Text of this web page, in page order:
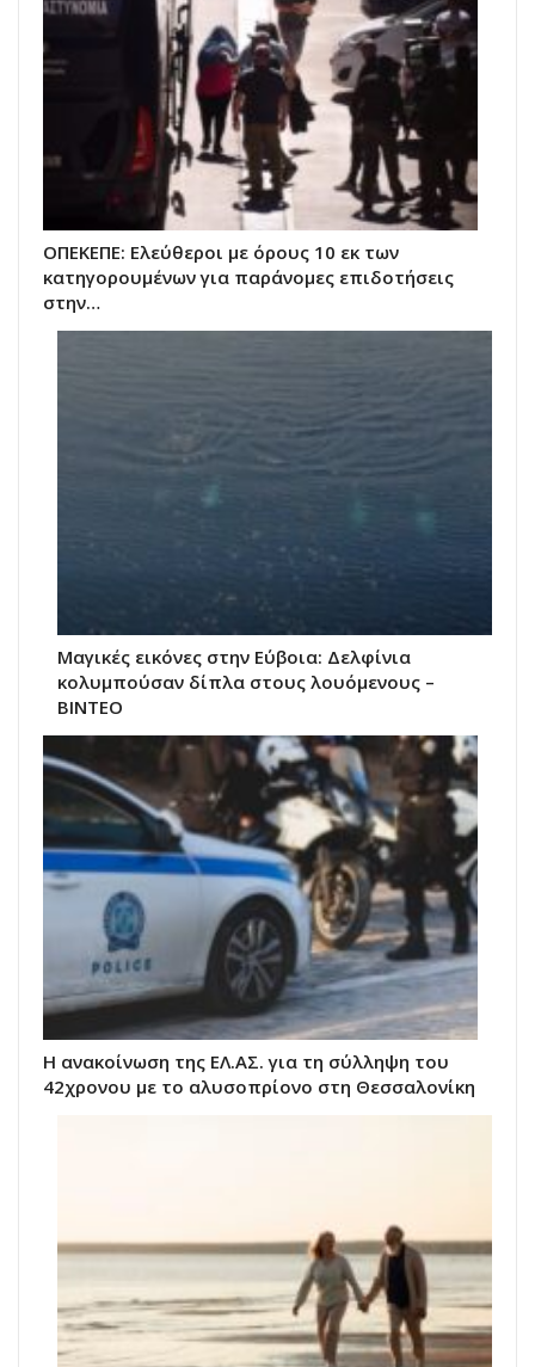
ΟΠΕΚΕΠΕ: Ελεύθεροι με όρους 10 εκ των
κατηγορουμένων για παράνομες επιδοτήσεις
στην…
Μαγικές εικόνες στην Εύβοια: Δελφίνια
κολυμπούσαν δίπλα στους λουόμενους –
ΒΙΝΤΕΟ
Η ανακοίνωση της ΕΛ.ΑΣ. για τη σύλληψη του
42χρονου με το αλυσοπρίονο στη Θεσσαλονίκη